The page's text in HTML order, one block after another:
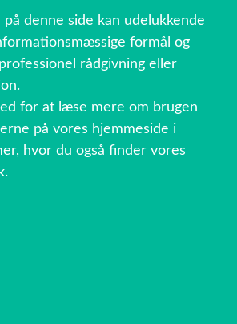
på denne side kan udelukkende
formål og
rådgivning eller
for at læse mere om brugen
på vores hjemmeside i
hvor du også finder vores